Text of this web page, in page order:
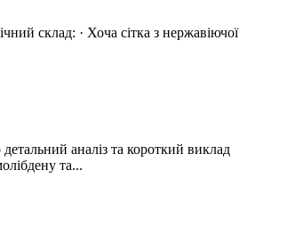
склад: · Хоча сітка з нержавіючої
аналіз та короткий виклад
та...